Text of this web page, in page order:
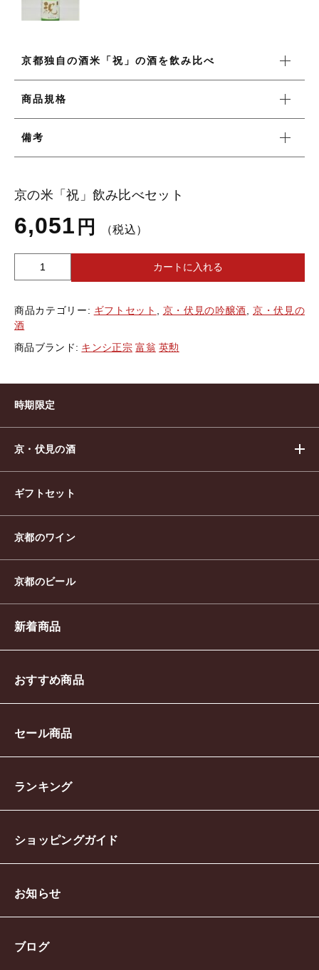
京都独自の酒米「祝」の酒を飲み比べ
商品規格
備考
京の米「祝」飲み比べセット
6,051 円 （税込）
の
「祝」
飲
み
セ
ッ
個
カートに入れる
商品カテゴリー: ギフトセット 京・伏見の吟醸酒 ,京・伏見の
酒
商品ブランド: キンシ正宗 富翁 英勲
時期限定
京・伏見の酒
ギフトセット
京都のワイン
京都のビール
新着商品
おすすめ商品
セール商品
ランキング
ショッピングガイド
お知らせ
ブログ
お知らせ
ブログ